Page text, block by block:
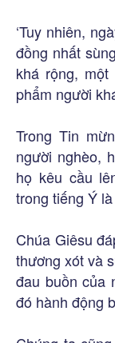
‘Tuy nhiên,
đồng nhất
khá rộng,
phẩm người
Trong Tin
người nghèo,
họ kêu cầu
trong tiếng Ý là
Chúa Giêsu
thương xót và
đau buồn của
đó hành động